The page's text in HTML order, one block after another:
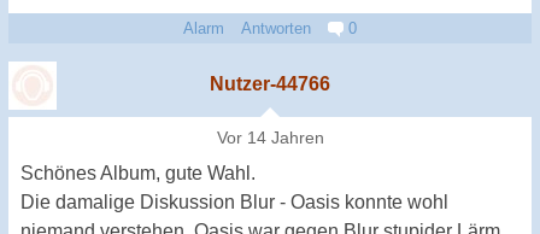
Alarm Antworten 0
Nutzer-44766
Vor 14 Jahren
Schönes Album, gute Wahl.
Die damalige Diskussion Blur - Oasis konnte wohl